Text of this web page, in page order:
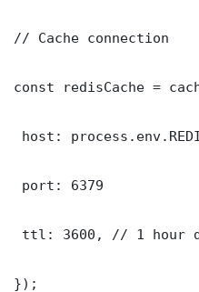
// Cache connection
const redisCache =
host:
port: 6379
ttl: 3600, // 1 hour
});